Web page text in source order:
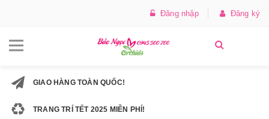
Đăng nhập Đăng ký
GIAO HÀNG TOÀN QUỐC!
TRANG TRÍ TẾT 2025 MIỄN PHÍ!